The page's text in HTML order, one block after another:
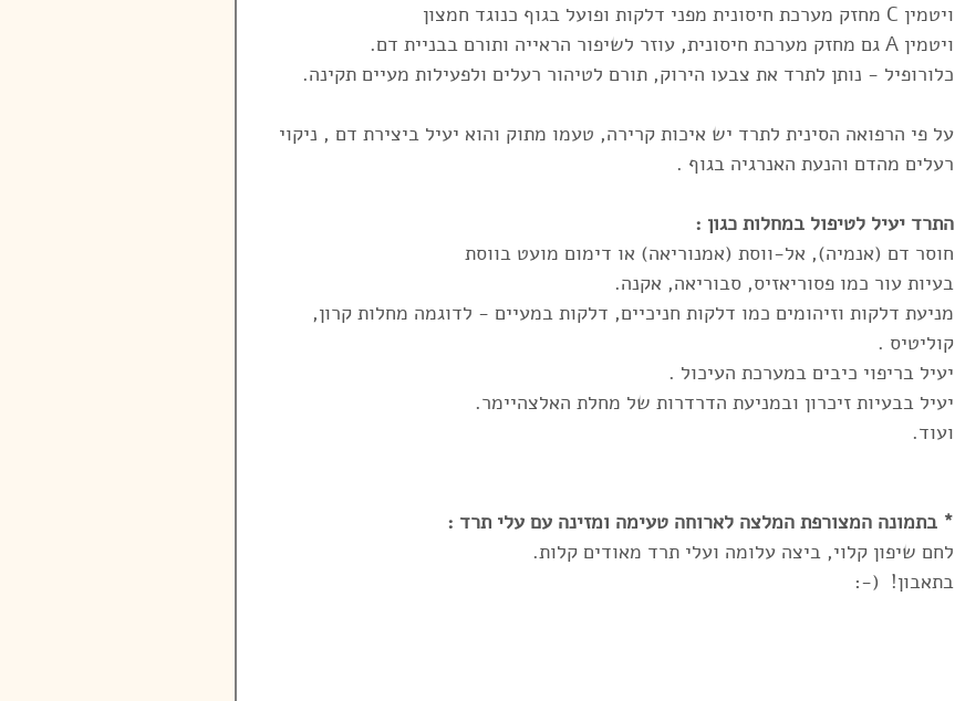
ויטמין C מחזק מערכת חיסונית מפני דלקות ופועל בגוף כנוגד חמצון
ויטמין A גם מחזק מערכת חיסונית, עוזר לשיפור הראייה ותורם בבניית דם.
כלורופיל - נותן לתרד את צבעו הירוק, תורם לטיהור רעלים ולפעילות מעיים תקינה.
על פי הרפואה הסינית לתרד יש איכות קרירה, טעמו מתוק והוא יעיל ביצירת דם , ניקוי
רעלים מהדם והנעת האנרגיה בגוף .
התרד יעיל לטיפול במחלות כגון :
חוסר דם (אנמיה), אל-ווסת (אמנוריאה) או דימום מועט בווסת
בעיות עור כמו פסוריאזיס, סבוריאה, אקנה.
מניעת דלקות וזיהומים כמו דלקות חניכיים, דלקות במעיים - לדוגמה מחלות קרון,
קוליטיס .
יעיל בריפוי כיבים במערכת העיכול .
יעיל בבעיות זיכרון ובמניעת הדרדרות של מחלת האלצהיימר.
ועוד.
* בתמונה המצורפת המלצה לארוחה טעימה ומזינה עם עלי תרד :
לחם שיפון קלוי, ביצה עלומה ועלי תרד מאודים קלות.
בתאבון!  (-: